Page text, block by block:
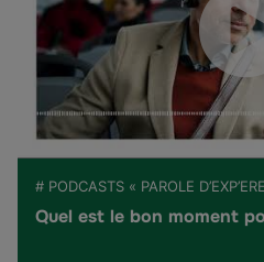
# PODCASTS « PAROLE
Quel est le bon moment